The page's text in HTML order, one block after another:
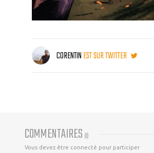
CORENTINEST SUR TWITTER
COMMENTAIRES (0)
Vous devez être connecté pour participer